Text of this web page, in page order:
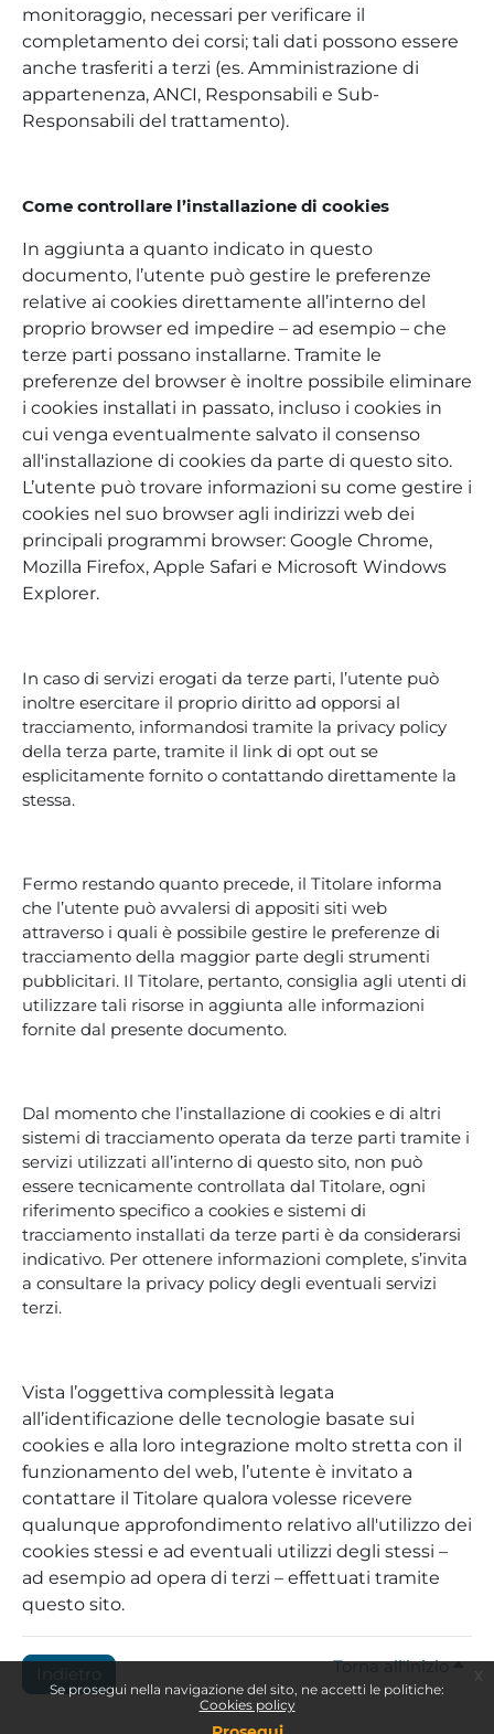
Se prosegui nella navigazione del sito, ne accetti le politiche:
Cookies policy
monitoraggio, necessari per verificare il
completamento dei corsi; tali dati possono essere
anche trasferiti a terzi (es. Amministrazione di
appartenenza, ANCI, Responsabili e Sub-
Responsabili del trattamento).
Come controllare l’installazione di cookies
In aggiunta a quanto indicato in questo
documento, l’utente può gestire le preferenze
relative ai cookies direttamente all’interno del
proprio browser ed impedire – ad esempio – che
terze parti possano installarne. Tramite le
preferenze del browser è inoltre possibile eliminare
i cookies installati in passato, incluso i cookies in
cui venga eventualmente salvato il consenso
all'installazione di cookies da parte di questo sito.
L’utente può trovare informazioni su come gestire i
cookies nel suo browser agli indirizzi web dei
principali programmi browser: Google Chrome,
Mozilla Firefox, Apple Safari e Microsoft Windows
Explorer.
In caso di servizi erogati da terze parti, l’utente può
inoltre esercitare il proprio diritto ad opporsi al
tracciamento, informandosi tramite la privacy policy
della terza parte, tramite il link di opt out se
esplicitamente fornito o contattando direttamente la
stessa.
Fermo restando quanto precede, il Titolare informa
che l’utente può avvalersi di appositi siti web
attraverso i quali è possibile gestire le preferenze di
tracciamento della maggior parte degli strumenti
pubblicitari. Il Titolare, pertanto, consiglia agli utenti di
utilizzare tali risorse in aggiunta alle informazioni
fornite dal presente documento.
Dal momento che l’installazione di cookies e di altri
sistemi di tracciamento operata da terze parti tramite i
servizi utilizzati all’interno di questo sito, non può
essere tecnicamente controllata dal Titolare, ogni
riferimento specifico a cookies e sistemi di
tracciamento installati da terze parti è da considerarsi
indicativo. Per ottenere informazioni complete, s’invita
a consultare la privacy policy degli eventuali servizi
terzi.
Vista l’oggettiva complessità legata
all’identificazione delle tecnologie basate sui
cookies e alla loro integrazione molto stretta con il
funzionamento del web, l’utente è invitato a
contattare il Titolare qualora volesse ricevere
qualunque approfondimento relativo all'utilizzo dei
cookies stessi e ad eventuali utilizzi degli stessi –
ad esempio ad opera di terzi – effettuati tramite
questo sito.
Indietro Torna all'inizio